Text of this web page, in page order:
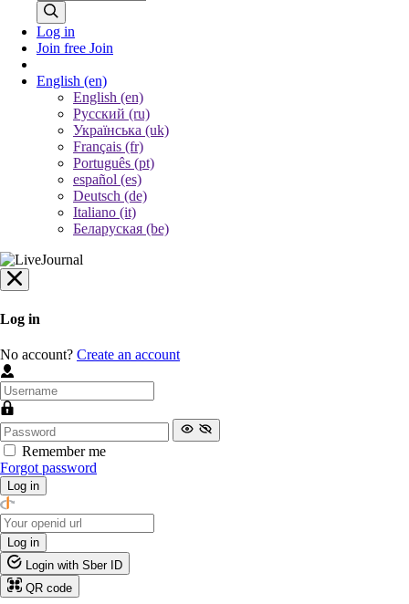
Log in
Join free Join
English (en)
English (en)
Русский (ru)
Українська (uk)
Français (fr)
Português (pt)
español (es)
Deutsch (de)
Italiano (it)
Беларуская (be)
Log in
No account? Create an account
Remember me
Forgot password
Log in
Log in
Login with Sber ID
QR code